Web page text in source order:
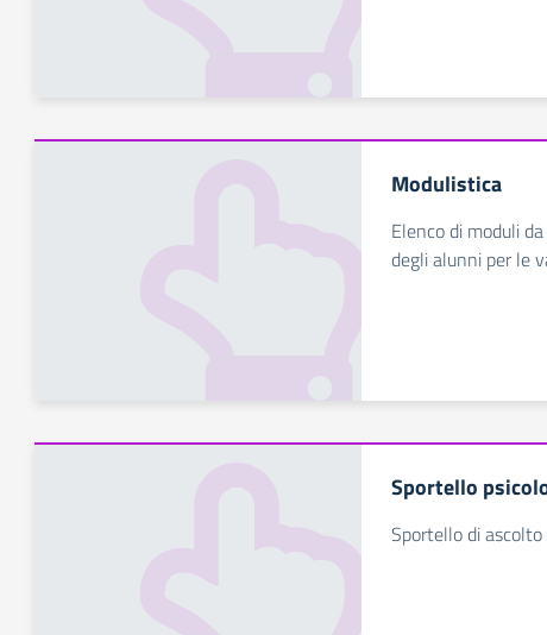
Modulistica
Elenco di moduli
degli alunni per le
Sportello
Sportello di